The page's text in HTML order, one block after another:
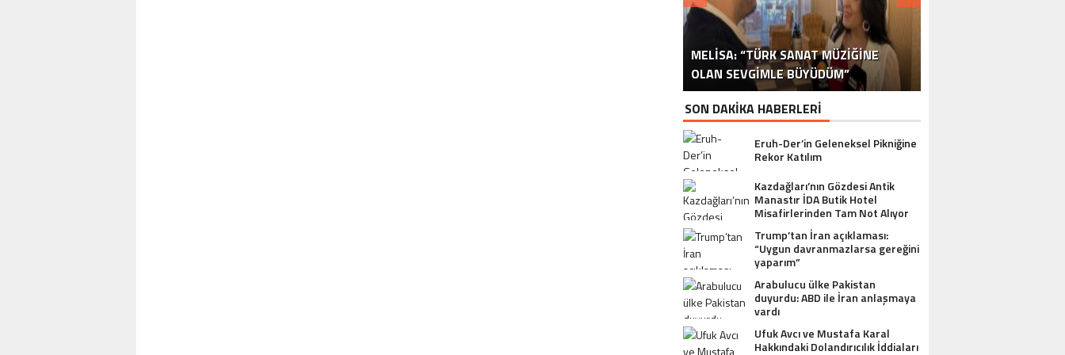
MELISA: “TÜRK SANAT MÜZIĞINE
OLAN SEVGIMLE BÜYÜDÜM”
İSPANYA SAĞLIK TURIZMINDE 2026
HEDEFLERINI BÜYÜTÜYOR
DR. ALI YÜKSELOĞLU, TÜRKIYE’NIN
2026 SAĞLIK TURIZMI VIZYONUNU
AÇIKLADI
“YAPIMCI MUSTAFA USLU HAKKINDA
SUÇ DUYURUSU”
USTA YÖNETMEN MURAT UYGUR’DAN
ULUSLARARASI AKSIYON FILMI
ÜNLÜ YAPIMCI MUSTAFA USLU VE EŞI
HAKKINDA UYUŞTURUCU ŞIKÂYETI
İSTANBUL’DAN BINGÖL’E 3 MILYON
TL’LIK GÖNÜL KÖPRÜSÜ
TURIZM SEKTÖRÜNÜN DENEYIMLI
İSMI: FATIH ERSÜ
MUSTAFA USLU HAKKINDAKI
SORUŞTURMADA SESSIZLIK TEPKI
ÇEKIYOR
OYUNCU SINAN ÇALIŞKANOĞLU
KARAKOLLUK OLDU
SON DAKİKA HABERLERİ
Eruh-Der’in Geleneksel Pikniğine
Rekor Katılım
Kazdağları’nın Gözdesi Antik
Manastır İDA Butik Hotel
Misafirlerinden Tam Not Alıyor
Trump’tan İran açıklaması:
“Uygun davranmazlarsa gereğini
yaparım”
Arabulucu ülke Pakistan
duyurdu: ABD ile İran anlaşmaya
vardı
Ufuk Avcı ve Mustafa Karal
Hakkındaki Dolandırıcılık İddiaları